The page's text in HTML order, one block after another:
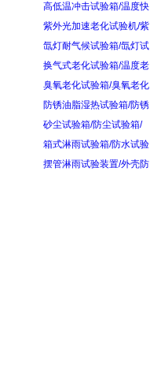
高低温冲击试验箱/温度快
紫外光加速老化试验机/紫
氙灯耐气候试验箱/氙灯试
换气式老化试验箱/温度老
臭氧老化试验箱/臭氧老化
防锈油脂湿热试验箱/防锈
砂尘试验箱/防尘试验箱/
箱式淋雨试验箱/防水试验
摆管淋雨试验装置/外壳防